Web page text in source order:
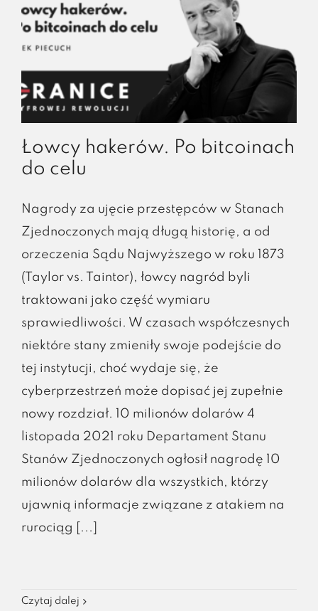
Łowcy hakerów. Po bitcoinach
do celu
Nagrody za ujęcie przestępców w Stanach
Zjednoczonych mają długą historię, a od
orzeczenia Sądu Najwyższego w roku 1873
(Taylor vs. Taintor), łowcy nagród byli
traktowani jako część wymiaru
sprawiedliwości. W czasach współczesnych
niektóre stany zmieniły swoje podejście do
tej instytucji, choć wydaje się, że
cyberprzestrzeń może dopisać jej zupełnie
nowy rozdział. 10 milionów dolarów 4
listopada 2021 roku Departament Stanu
Stanów Zjednoczonych ogłosił nagrodę 10
milionów dolarów dla wszystkich, którzy
ujawnią informacje związane z atakiem na
rurociąg [...]
Czytaj dalej